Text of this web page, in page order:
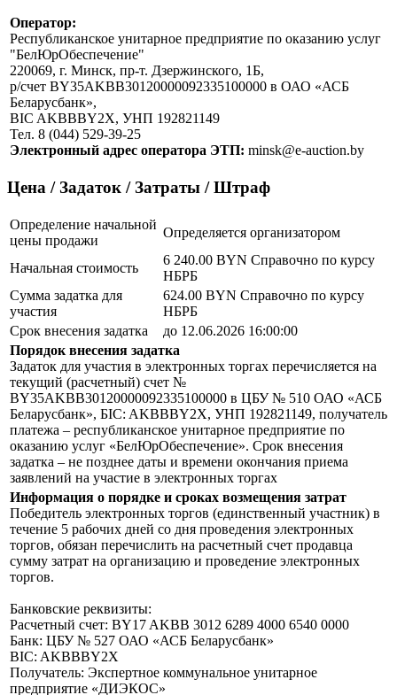
Оператор:
Республиканское унитарное предприятие по оказанию услуг
"БелЮрОбеспечение"
220069, г. Минск, пр-т. Дзержинского, 1Б,
р/счет BY35AKBB30120000092335100000 в ОАО «АСБ
Беларусбанк»,
BIC AKBBBY2X, УНП 192821149
Тел. 8 (044) 529-39-25
Электронный адрес оператора ЭТП: minsk@e-auction.by
Цена / Задаток / Затраты / Штраф
Определение начальной
цены продажи
Определяется организатором
Начальная стоимость
6 240.00 BYN Справочно по курсу
НБРБ
Сумма задатка для
участия
624.00 BYN Справочно по курсу
НБРБ
Срок внесения задатка
до 12.06.2026 16:00:00
Порядок внесения задатка
Задаток для участия в электронных торгах перечисляется на
текущий (расчетный) счет №
BY35AKBB30120000092335100000 в ЦБУ № 510 ОАО «АСБ
Беларусбанк», БIC: AKBBBY2X, УНП 192821149, получатель
платежа – республиканское унитарное предприятие по
оказанию услуг «БелЮрОбеспечение». Срок внесения
задатка – не позднее даты и времени окончания приема
заявлений на участие в электронных торгах
Информация о порядке и сроках возмещения затрат
Победитель электронных торгов (единственный участник) в
течение 5 рабочих дней со дня проведения электронных
торгов, обязан перечислить на расчетный счет продавца
сумму затрат на организацию и проведение электронных
торгов.
Банковские реквизиты:
Расчетный счет: BY17 AKBB 3012 6289 4000 6540 0000
Банк: ЦБУ № 527 ОАО «АСБ Беларусбанк»
BIC: AKBBBY2X
Получатель: Экспертное коммунальное унитарное
предприятие «ДИЭКОС»